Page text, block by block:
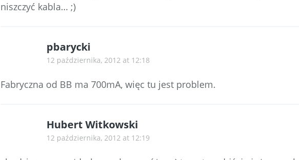
niszczyć kabla… ;)
pbarycki
12 października, 2012 at 12:18
Fabryczna od BB ma 700mA, więc tu jest problem.
Hubert Witkowski
12 października, 2012 at 12:19